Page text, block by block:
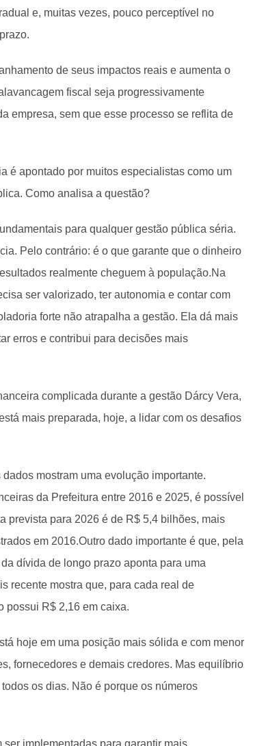
e, muitas vezes, pouco perceptível no
de seus impactos reais e aumenta o
fiscal seja progressivamente
empresa, sem que esse processo se reflita de
é apontado por muitos especialistas como um
Como analisa a questão?
para qualquer gestão pública séria.
Pelo contrário: é o que garante que o dinheiro
realmente cheguem à população.Na
ser valorizado, ter autonomia e contar com
forte não atrapalha a gestão. Ela dá mais
erros e contribui para decisões mais
complicada durante a gestão Dárcy Vera,
mais preparada, hoje, a lidar com os desafios
mostram uma evolução importante.
da Prefeitura entre 2016 e 2025, é possível
prevista para 2026 é de R$ 5,4 bilhões, mais
em 2016.Outro dado importante é que, pela
dívida de longo prazo aponta para uma
recente mostra que, para cada real de
possui R$ 2,16 em caixa.
hoje em uma posição mais sólida e com menor
fornecedores e demais credores. Mas equilíbrio
os dias. Não é porque os números
implementadas para garantir mais